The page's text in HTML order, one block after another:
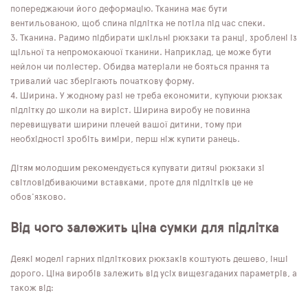
попереджаючи його деформацію. Тканина має бути
вентильованою, щоб спина підлітка не потіла під час спеки.
Тканина. Радимо підбирати шкільні рюкзаки та ранці, зроблені із
щільної та непромокаючої тканини. Наприклад, це може бути
нейлон чи поліестер. Обидва матеріали не бояться прання та
тривалий час зберігають початкову форму.
Ширина. У жодному разі не треба економити, купуючи рюкзак
підлітку до школи на виріст. Ширина виробу не повинна
перевищувати ширини плечей вашої дитини, тому при
необхідності зробіть виміри, перш ніж купити ранець.
Дітям молодшим рекомендується купувати дитячі рюкзаки зі
світловідбиваючими вставками, проте для підлітків це не
обов'язково.
Від чого залежить ціна сумки для підлітка
Деякі моделі гарних підліткових рюкзаків коштують дешево, інші
дорого. Ціна виробів залежить від усіх вищезгаданих параметрів, а
також від: